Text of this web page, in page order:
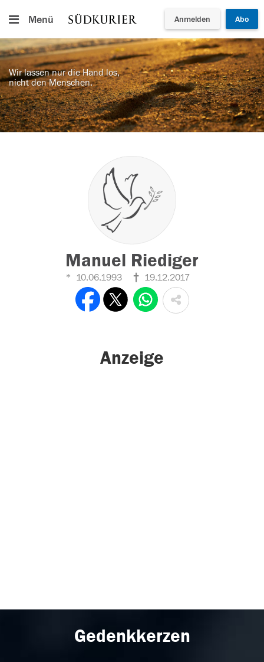
Menü Anmelden Abo
Wir lassen nur die Hand los,
nicht den Menschen.
Manuel Riediger
10.06.1993 19.12.2017
Anzeige
Gedenkkerzen